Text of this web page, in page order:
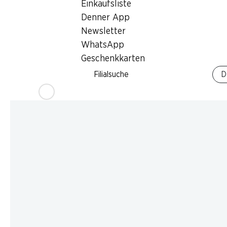
Einkaufsliste
Denner App
Newsletter
WhatsApp
Geschenkkarten
Filialsuche